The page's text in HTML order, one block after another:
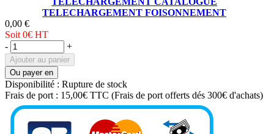
TELECHARGEMENT FOISONNEMENT
0,00 €
Soit 0€ HT
-
+
Ajouter au panier
Ou payer en
Disponibilité : Rupture de stock
Frais de port : 15,00€ TTC (Frais de port offerts dés 300€ d'achats)